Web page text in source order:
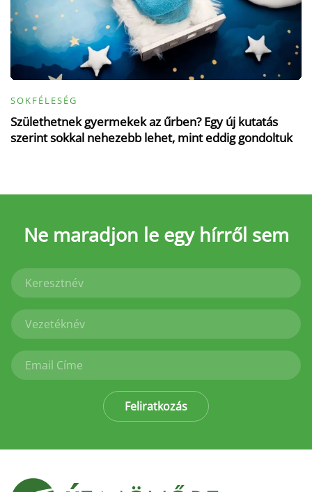
SOKFÉLESÉG
Születhetnek gyermekek az űrben? Egy új kutatás
szerint sokkal nehezebb lehet, mint eddig gondoltuk
Ne maradjon le egy hírről sem
Feliratkozás